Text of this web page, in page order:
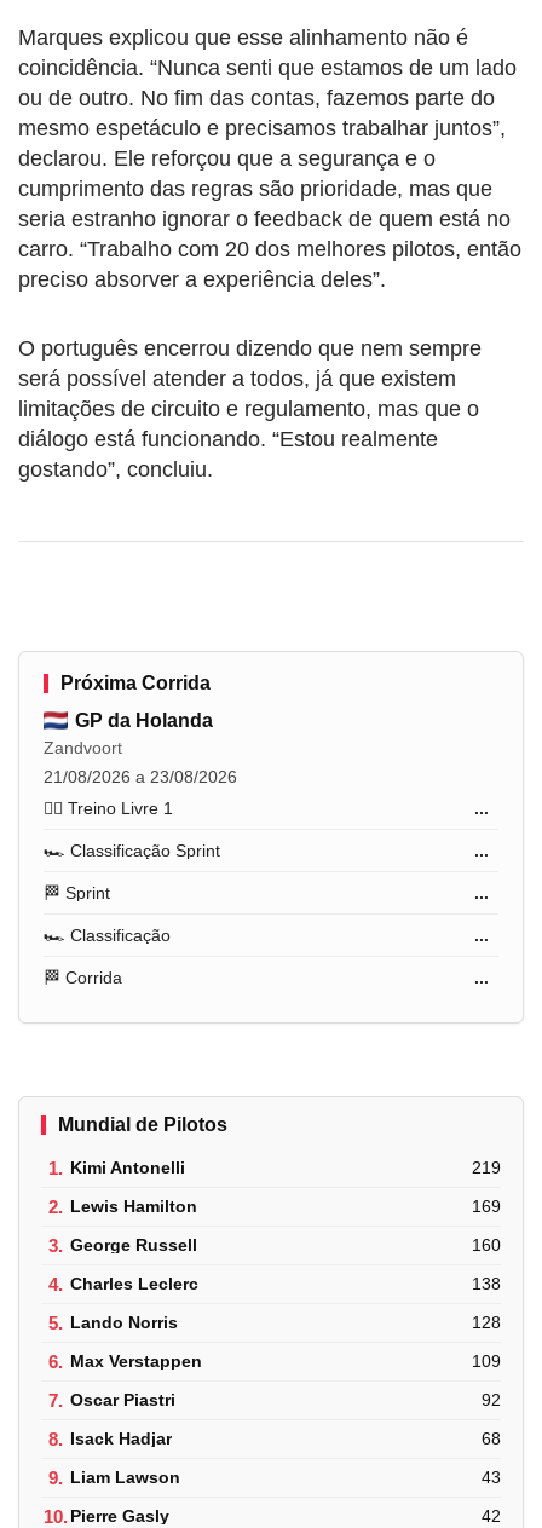
Marques explicou que esse alinhamento não é
coincidência. “Nunca senti que estamos de um lado
ou de outro. No fim das contas, fazemos parte do
mesmo espetáculo e precisamos trabalhar juntos”,
declarou. Ele reforçou que a segurança e o
cumprimento das regras são prioridade, mas que
seria estranho ignorar o feedback de quem está no
carro. “Trabalho com 20 dos melhores pilotos, então
preciso absorver a experiência deles”.
O português encerrou dizendo que nem sempre
será possível atender a todos, já que existem
limitações de circuito e regulamento, mas que o
diálogo está funcionando. “Estou realmente
gostando”, concluiu.
Próxima Corrida
GP da Holanda
Zandvoort
21/08/2026 a 23/08/2026
🏋️‍♂️ Treino Livre 1
...
🏎️ Classificação Sprint ...
🏁 Sprint ...
🏎️ Classificação ...
🏁 Corrida ...
Mundial de Pilotos
1. Kimi Antonelli 219
2. Lewis Hamilton 169
3. George Russell 160
4. Charles Leclerc 138
5. Lando Norris 128
6. Max Verstappen 109
7. Oscar Piastri 92
8. Isack Hadjar 68
9. Liam Lawson 43
10.Pierre Gasly 42